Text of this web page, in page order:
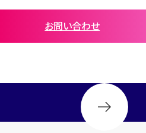
お問い合わせ